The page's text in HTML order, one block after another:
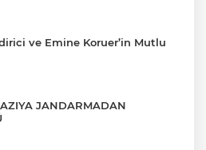
ve Emine Koruer’in Mutlu
JANDARMADAN